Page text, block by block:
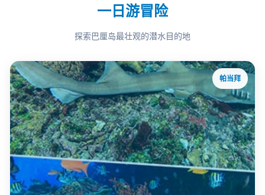
一日游冒险
探索巴厘岛最壮观的潜水目的地
ℹ️
帕当拜